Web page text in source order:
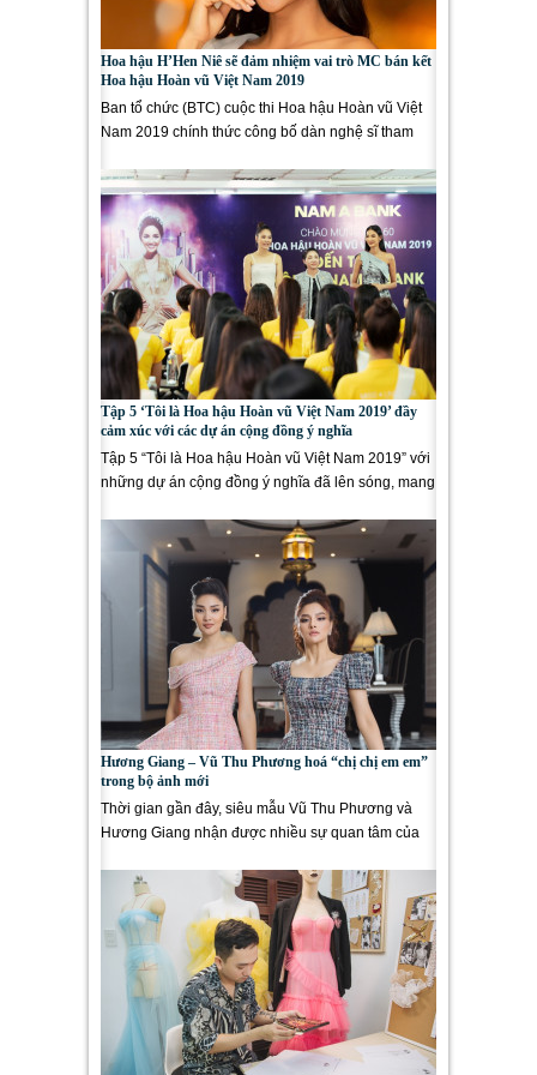
Hoa hậu H’Hen Niê sẽ đảm nhiệm vai trò MC bán kết
Hoa hậu Hoàn vũ Việt Nam 2019
Ban tổ chức (BTC) cuộc thi Hoa hậu Hoàn vũ Việt
Nam 2019 chính thức công bố dàn nghệ sĩ tham
Tập 5 ‘Tôi là Hoa hậu Hoàn vũ Việt Nam 2019’ đầy
cảm xúc với các dự án cộng đồng ý nghĩa
Tập 5 “Tôi là Hoa hậu Hoàn vũ Việt Nam 2019” với
những dự án cộng đồng ý nghĩa đã lên sóng, mang
Hương Giang – Vũ Thu Phương hoá “chị chị em em”
trong bộ ảnh mới
Thời gian gần đây, siêu mẫu Vũ Thu Phương và
Hương Giang nhận được nhiều sự quan tâm của